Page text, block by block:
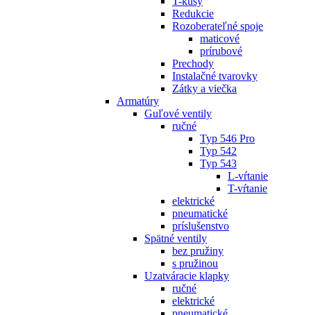
Redukcie
Rozoberateľné spoje
maticové
prírubové
Prechody
Instalačné tvarovky
Zátky a viečka
Armatúry
Guľové ventily
ručné
Typ 546 Pro
Typ 542
Typ 543
L-vŕtanie
T-vŕtanie
elektrické
pneumatické
príslušenstvo
Spätné ventily
bez pružiny
s pružinou
Uzatváracie klapky
ručné
elektrické